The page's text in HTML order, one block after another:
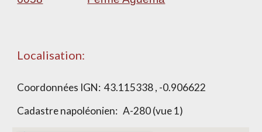
Localisation:
Coordonnées IGN: 43.115338 , -0.906622
Cadastre napoléonien: A-280 (vue 1)